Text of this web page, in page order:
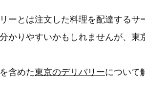
ーとは注文した料理を配達するサ
かりやすいかもしれませんが、
含めた東京のデリバリーについて